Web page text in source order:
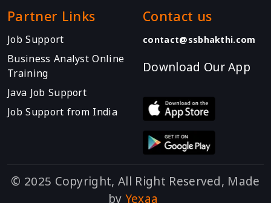
Partner Links
Job Support
Business Analyst Online
Training
Java Job Support
Job Support from India
Contact us
contact@ssbhakthi.com
Download Our App
© 2025 Copyright, All Right Reserved, Made